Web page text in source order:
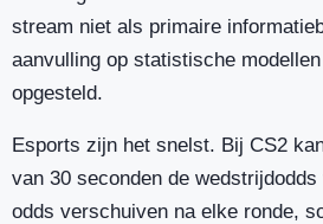
stream niet als primaire
aanvulling op statistische
opgesteld.
Esports zijn het snelst. Bij CS2
van 30 seconden de
odds verschuiven na elke ronde,